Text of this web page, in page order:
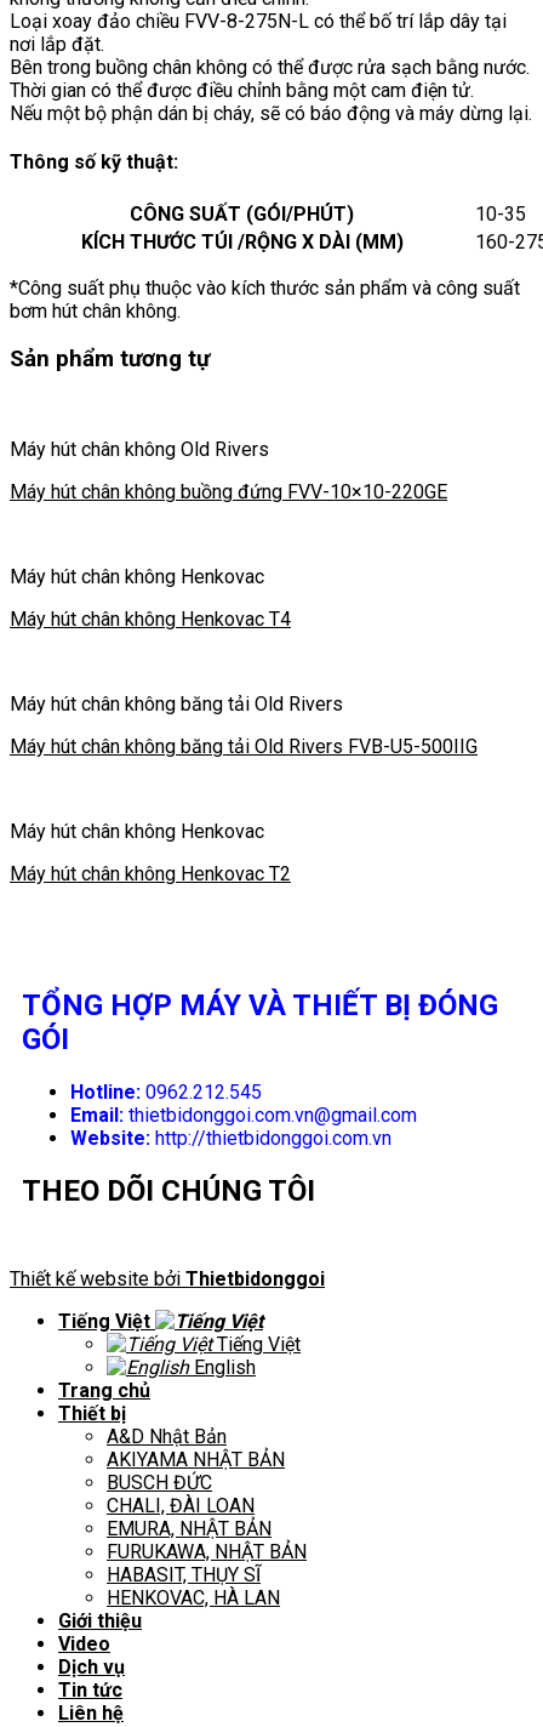
Loại xoay đảo chiều FVV-8-275N-L có thể bố trí lắp dây tại
nơi lắp đặt.
Bên trong buồng chân không có thể được rửa sạch bằng nước.
Thời gian có thể được điều chỉnh bằng một cam điện tử.
Nếu một bộ phận dán bị cháy, sẽ có báo động và máy dừng lại.
Thông số kỹ thuật:
CÔNG SUẤT (GÓI/PHÚT)
10-35
KÍCH THƯỚC TÚI /RỘNG X DÀI (MM)
160-
*Công suất phụ thuộc vào kích thước sản phẩm và công suất
bơm hút chân không.
Sản phẩm tương tự
Máy hút chân không Old Rivers
Máy hút chân không buồng đứng FVV-10×10-220GE
Máy hút chân không Henkovac
Máy hút chân không Henkovac T4
Máy hút chân không băng tải Old Rivers
Máy hút chân không băng tải Old Rivers FVB-U5-500IIG
Máy hút chân không Henkovac
Máy hút chân không Henkovac T2
TỔNG HỢP MÁY VÀ THIẾT BỊ ĐÓNG
GÓI
Hotline: 0962.212.545
Email: thietbidonggoi.com.vn@gmail.com
Website: http://thietbidonggoi.com.vn
THEO DÕI CHÚNG TÔI
Thiết kế website bởi Thietbidonggoi
Tiếng Việt
Tiếng Việt
English
Trang chủ
Thiết bị
A&D Nhật Bản
AKIYAMA NHẬT BẢN
BUSCH ĐỨC
CHALI, ĐÀI LOAN
EMURA, NHẬT BẢN
FURUKAWA, NHẬT BẢN
HABASIT, THỤY SĨ
HENKOVAC, HÀ LAN
Giới thiệu
Video
Dịch vụ
Tin tức
Liên hệ